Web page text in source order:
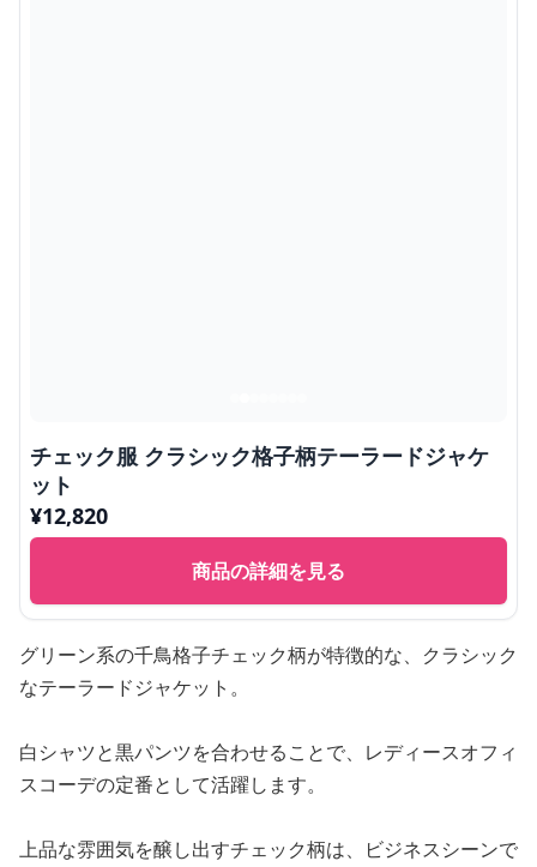
チェック服 クラシック格子柄テーラードジャケ
ット
¥12,820
商品の詳細を見る
グリーン系の千鳥格子チェック柄が特徴的な、クラシック
なテーラードジャケット。
白シャツと黒パンツを合わせることで、レディースオフィ
スコーデの定番として活躍します。
上品な雰囲気を醸し出すチェック柄は、ビジネスシーンで